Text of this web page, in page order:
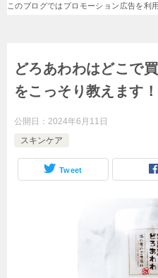
このブログではプロモーション広告を利
どろあわわはどこで
をこっそり教えます！
公開日： 2024年6月11日
スキンケア
Tweet